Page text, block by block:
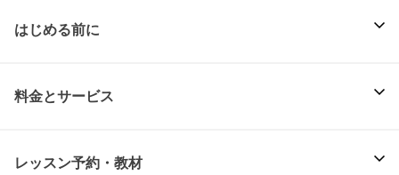
はじめる前に
料金とサービス
レッスン予約・教材